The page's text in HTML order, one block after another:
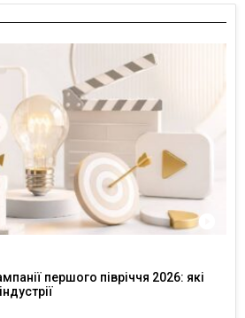
першого півріччя 2026: які